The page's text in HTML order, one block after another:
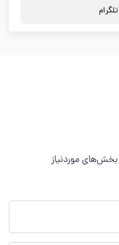
بخش‌های موردنیاز